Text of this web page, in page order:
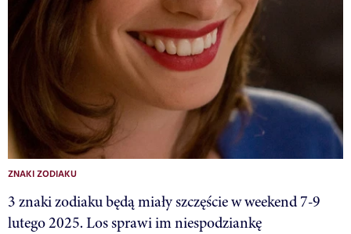
ZNAKI ZODIAKU
3 znaki zodiaku będą miały szczęście w weekend 7-9
lutego 2025. Los sprawi im niespodziankę